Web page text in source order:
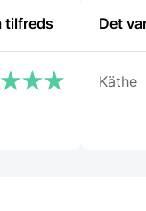
tilfreds Det
Käthe